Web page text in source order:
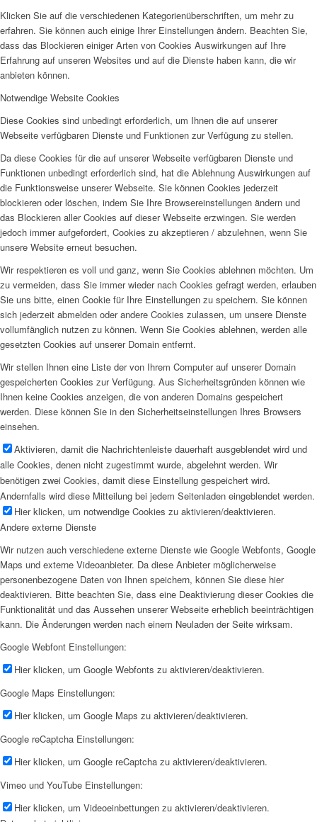
Klicken Sie auf die verschiedenen Kategorienüberschriften, um mehr zu
erfahren. Sie können auch einige Ihrer Einstellungen ändern. Beachten Sie,
dass das Blockieren einiger Arten von Cookies Auswirkungen auf Ihre
Erfahrung auf unseren Websites und auf die Dienste haben kann, die wir
anbieten können.
Notwendige Website Cookies
Diese Cookies sind unbedingt erforderlich, um Ihnen die auf unserer
Webseite verfügbaren Dienste und Funktionen zur Verfügung zu stellen.
Da diese Cookies für die auf unserer Webseite verfügbaren Dienste und
Funktionen unbedingt erforderlich sind, hat die Ablehnung Auswirkungen auf
die Funktionsweise unserer Webseite. Sie können Cookies jederzeit
blockieren oder löschen, indem Sie Ihre Browsereinstellungen ändern und
das Blockieren aller Cookies auf dieser Webseite erzwingen. Sie werden
jedoch immer aufgefordert, Cookies zu akzeptieren / abzulehnen, wenn Sie
unsere Website erneut besuchen.
Wir respektieren es voll und ganz, wenn Sie Cookies ablehnen möchten. Um
zu vermeiden, dass Sie immer wieder nach Cookies gefragt werden, erlauben
Sie uns bitte, einen Cookie für Ihre Einstellungen zu speichern. Sie können
sich jederzeit abmelden oder andere Cookies zulassen, um unsere Dienste
vollumfänglich nutzen zu können. Wenn Sie Cookies ablehnen, werden alle
gesetzten Cookies auf unserer Domain entfernt.
Wir stellen Ihnen eine Liste der von Ihrem Computer auf unserer Domain
gespeicherten Cookies zur Verfügung. Aus Sicherheitsgründen können wie
Ihnen keine Cookies anzeigen, die von anderen Domains gespeichert
werden. Diese können Sie in den Sicherheitseinstellungen Ihres Browsers
einsehen.
Aktivieren, damit die Nachrichtenleiste dauerhaft ausgeblendet wird und
alle Cookies, denen nicht zugestimmt wurde, abgelehnt werden. Wir
benötigen zwei Cookies, damit diese Einstellung gespeichert wird.
Andernfalls wird diese Mitteilung bei jedem Seitenladen eingeblendet werden.
Hier klicken, um notwendige Cookies zu aktivieren/deaktivieren.
Andere externe Dienste
Wir nutzen auch verschiedene externe Dienste wie Google Webfonts, Google
Maps und externe Videoanbieter. Da diese Anbieter möglicherweise
personenbezogene Daten von Ihnen speichern, können Sie diese hier
deaktivieren. Bitte beachten Sie, dass eine Deaktivierung dieser Cookies die
Funktionalität und das Aussehen unserer Webseite erheblich beeinträchtigen
kann. Die Änderungen werden nach einem Neuladen der Seite wirksam.
Google Webfont Einstellungen:
Hier klicken, um Google Webfonts zu aktivieren/deaktivieren.
Google Maps Einstellungen:
Hier klicken, um Google Maps zu aktivieren/deaktivieren.
Google reCaptcha Einstellungen:
Hier klicken, um Google reCaptcha zu aktivieren/deaktivieren.
Vimeo und YouTube Einstellungen:
Hier klicken, um Videoeinbettungen zu aktivieren/deaktivieren.